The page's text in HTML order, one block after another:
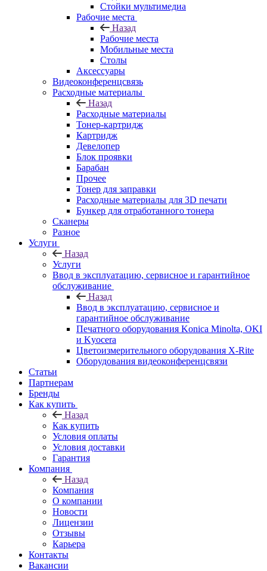
Стойки мультимедиа
Рабочие места
Назад
Рабочие места
Мобильные места
Столы
Аксессуары
Видеоконференцсвязь
Расходные материалы
Назад
Расходные материалы
Тонер-картридж
Картридж
Девелопер
Блок проявки
Барабан
Прочее
Тонер для заправки
Расходные материалы для 3D печати
Бункер для отработанного тонера
Сканеры
Разное
Услуги
Назад
Услуги
Ввод в эксплуатацию, сервисное и гарантийное
обслуживание
Назад
Ввод в эксплуатацию, сервисное и
гарантийное обслуживание
Печатного оборудования Konica Minolta, OKI
и Kyocera
Цветоизмерительного оборудования X-Rite
Оборудования видеоконференцсвязи
Статьи
Партнерам
Бренды
Как купить
Назад
Как купить
Условия оплаты
Условия доставки
Гарантия
Компания
Назад
Компания
О компании
Новости
Лицензии
Отзывы
Карьера
Контакты
Вакансии